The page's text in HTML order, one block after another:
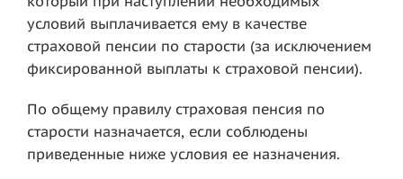
условий выплачивается ему в качестве
страховой пенсии по старости (за исключением
фиксированной выплаты к страховой пенсии).
По общему правилу страховая пенсия по
старости назначается, если соблюдены
приведенные ниже условия ее назначения.